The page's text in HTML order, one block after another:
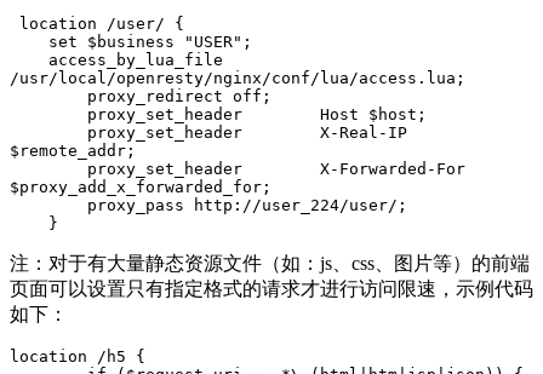
/usr/local/openresty/nginx/conf/lua/access.lua;
$remote_addr;
$proxy_add_x_forwarded_for;
注：对于有大量静态资源文件（如：js、css、图片等）的前端
页面可以设置只有指定格式的请求才进行访问限速，示例代码
如下：
location /h5 {